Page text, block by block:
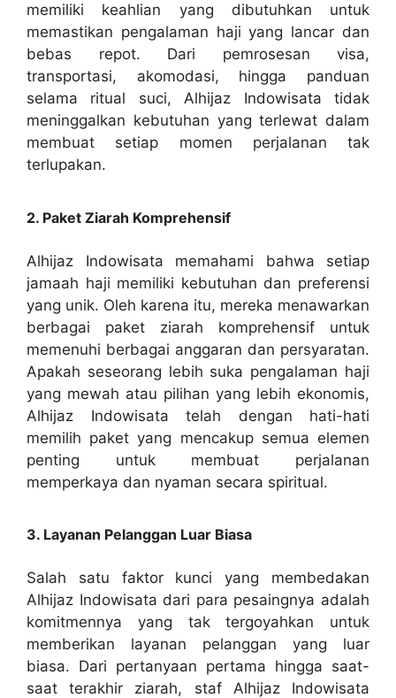
memiliki keahlian yang dibutuhkan untuk
memastikan pengalaman haji yang lancar dan
bebas repot. Dari pemrosesan visa,
transportasi, akomodasi, hingga panduan
selama ritual suci, Alhijaz Indowisata tidak
meninggalkan kebutuhan yang terlewat dalam
membuat setiap momen perjalanan tak
terlupakan.
2. Paket Ziarah Komprehensif
Alhijaz Indowisata memahami bahwa setiap
jamaah haji memiliki kebutuhan dan preferensi
yang unik. Oleh karena itu, mereka menawarkan
berbagai paket ziarah komprehensif untuk
memenuhi berbagai anggaran dan persyaratan.
Apakah seseorang lebih suka pengalaman haji
yang mewah atau pilihan yang lebih ekonomis,
Alhijaz Indowisata telah dengan hati-hati
memilih paket yang mencakup semua elemen
penting untuk membuat perjalanan
memperkaya dan nyaman secara spiritual.
3. Layanan Pelanggan Luar Biasa
Salah satu faktor kunci yang membedakan
Alhijaz Indowisata dari para pesaingnya adalah
komitmennya yang tak tergoyahkan untuk
memberikan layanan pelanggan yang luar
biasa. Dari pertanyaan pertama hingga saat-
saat terakhir ziarah, staf Alhijaz Indowisata